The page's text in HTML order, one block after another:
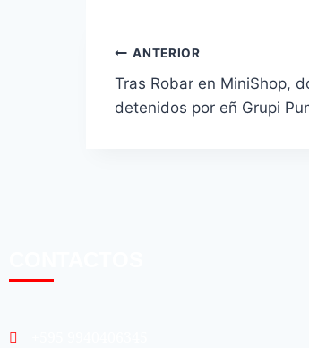
ANTERIOR
Tras Robar en MiniShop,
detenidos por eñ Grupi